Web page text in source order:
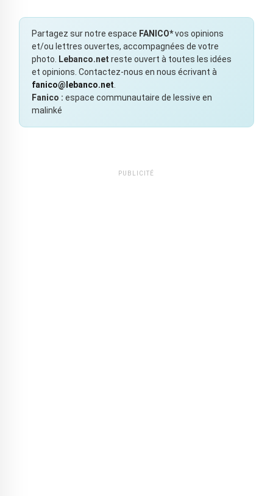
Partagez sur notre espace FANICO*vos opinions
et/ou lettres ouvertes, accompagnées de votre
photo.
Lebanco.net reste ouvert à toutes les idées
et opinions. Contactez-nous en nous écrivant à
fanico@lebanco.net
Fanico : espace communautaire de lessive en
malinké
PUBLICITÉ